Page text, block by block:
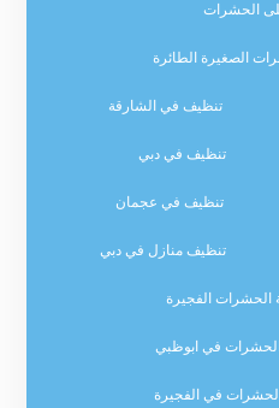
الحشرات
الصغيرة الطائرة
تنظيف في الشارقة
تنظيف في دبي
تنظيف في عجمان
تنظيف منازل في دبي
الفجيرة
في ابوظبي
في الفجيرة